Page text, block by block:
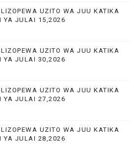
UZITO WA JUU KATIKA
YA JULAI 15,2026
UZITO WA JUU KATIKA
YA JULAI 30,2026
UZITO WA JUU KATIKA
YA JULAI 27,2026
UZITO WA JUU KATIKA
YA JULAI 28,2026